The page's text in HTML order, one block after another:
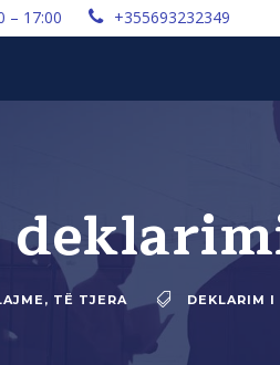
– 17:00 +355693232349
, TË TJERA DEKLARIM I